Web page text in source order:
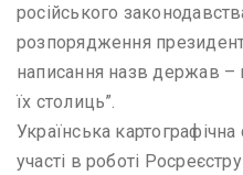
російського
розпорядження
написання назв держав –
їх столиць”.
Українська
участі в роботі